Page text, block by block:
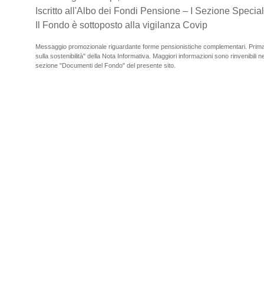
Iscritto all'Albo dei Fondi Pensione – I Sezione
Il Fondo è sottoposto alla vigilanza Covip
Messaggio promozionale riguardante forme pensionistiche complementari.
sulla sostenibilità" della Nota Informativa. Maggiori informazioni sono rinvenibili
sezione "Documenti del Fondo" del presente sito.